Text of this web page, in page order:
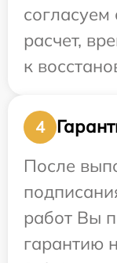
расчет,
к
4
После
работ Вы
гарантию